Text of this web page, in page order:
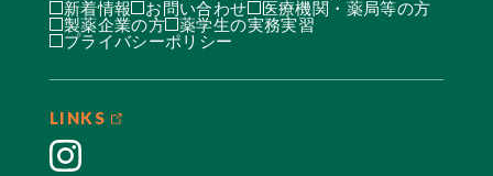
新着情報
お問い合わせ
医療機関・薬局等の方
製薬企業の方
薬学生の実務実習
プライバシーポリシー
LINKS